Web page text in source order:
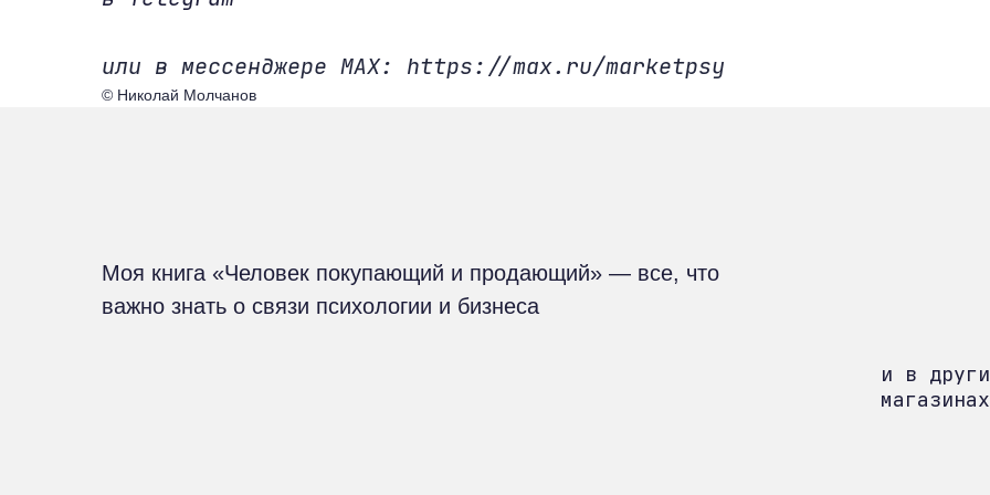
или в мессенджере MAX: https://max.ru/marketpsy
© Николай Молчанов
Моя книга «Человек покупающий и продающий» — все, что
важно знать о связи психологии и бизнеса
и в
магазинах